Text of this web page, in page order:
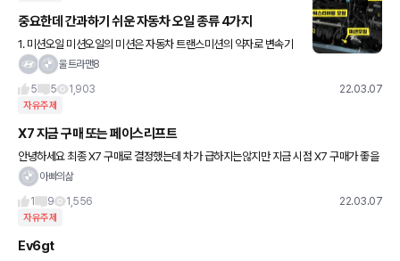
중요한데 간과하기 쉬운 자동차 오일 종류 4가지
1. 미션오일 미션오일의 미션은 자동차 트랜스미션의 약자로 변속기
를 뜻합니다. 미션은 엔진의 동력을 전달받아 주행에 적절한 힘으로
울트라맨8
5
5 1,903 22.03.07
자유주제
X7 지금 구매 또는 페이스리프트
안녕하세요 최종 X7 구매로 결정했는데 차가 급하지는않지만 지금 시점 X7 구매가 좋을
까요? 곧 나올 페이스리프트가 좋을까요?
아빠의삶
1
9 1,556 22.03.07
자유주제
Ev6gt